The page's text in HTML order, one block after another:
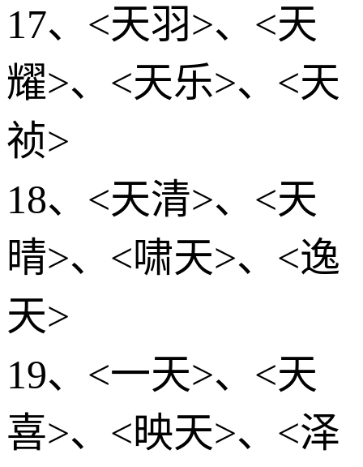
17、<天羽>、<天
耀>、<天乐>、<天
祯>
18、<天清>、<天
晴>、<啸天>、<逸
天>
19、<一天>、<天
喜>、<映天>、<泽